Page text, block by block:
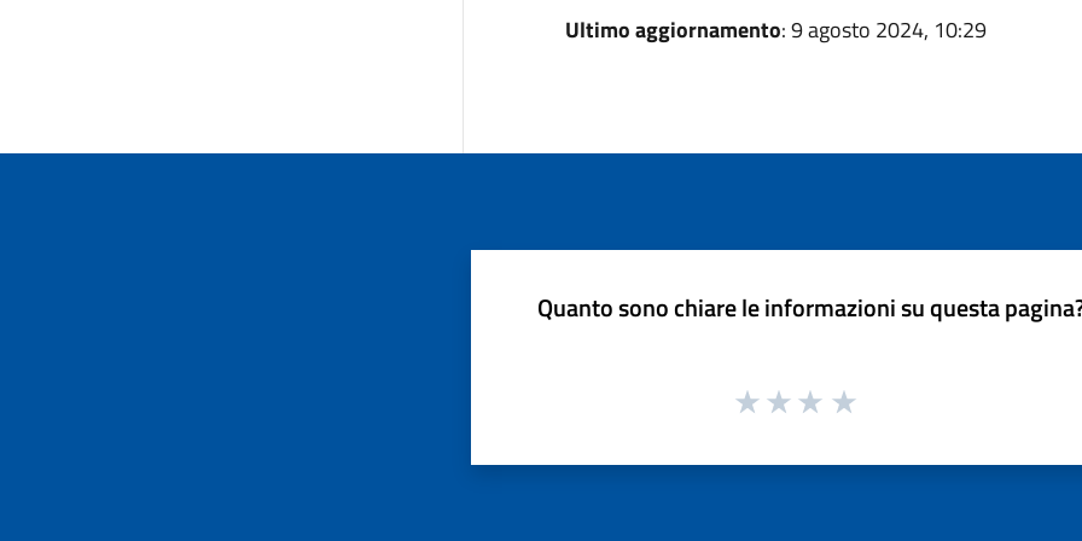
Ultimo aggiornamento: 9 agosto 2024, 10:29
Quanto sono chiare le informazioni su questa